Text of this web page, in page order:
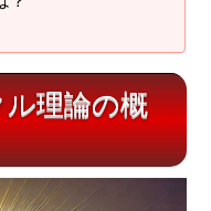
理論の概